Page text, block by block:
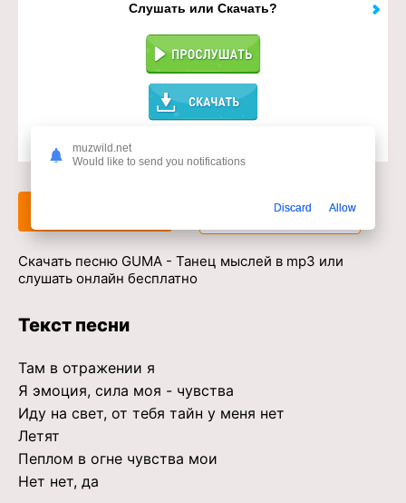
Слушать или Скачать?
Доступ к музыкальному сервису
Скачать
Скачать песню GUMA - Танец мыслей в mp3 или
слушать онлайн бесплатно
Текст песни
Там в отражении я
Я эмоция, сила моя - чувства
Иду на свет, от тебя тайн у меня нет
Летят
Пеплом в огне чувства мои
Нет нет, да
muzwild.net
Would like to send you notifications
Discard Allow